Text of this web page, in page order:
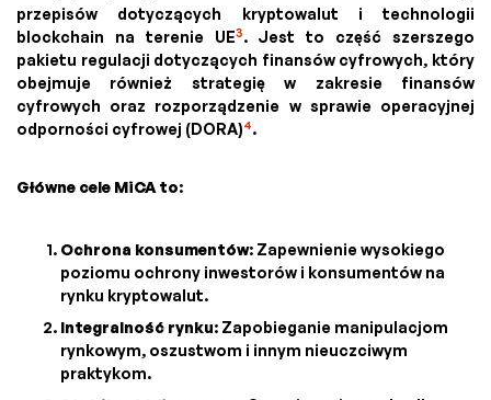
przepisów dotyczących kryptowalut i technologii
blockchain na terenie UE3. Jest to część szerszego
pakietu regulacji dotyczących finansów cyfrowych, który
obejmuje również strategię w zakresie finansów
cyfrowych oraz rozporządzenie w sprawie operacyjnej
odporności cyfrowej (DORA)4.
Główne cele MiCA to:
Ochrona konsumentów: Zapewnienie wysokiego
poziomu ochrony inwestorów i konsumentów na
rynku kryptowalut.
Integralność rynku: Zapobieganie manipulacjom
rynkowym, oszustwom i innym nieuczciwym
praktykom.